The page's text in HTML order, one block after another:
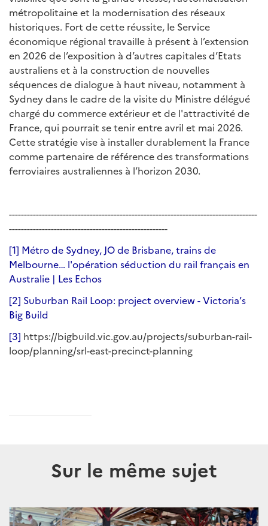
métropolitaine et la modernisation des réseaux
historiques. Fort de cette réussite, le Service
économique régional travaille à présent à l’extension
en 2026 de l’exposition à d’autres capitales d’Etats
australiens et à la construction de nouvelles
séquences de dialogue à haut niveau, notamment à
Sydney dans le cadre de la visite du Ministre délégué
chargé du commerce extérieur et de l'attractivité de
France, qui pourrait se tenir entre avril et mai 2026.
Cette stratégie vise à installer durablement la France
comme partenaire de référence des transformations
ferroviaires australiennes à l’horizon 2030.
-----------------------------------------------------------------------------------
-----------------------------------------------------
[1] Métro de Sydney, JO de Brisbane, trains de
Melbourne… l'opération séduction du rail français en
Australie | Les Echos
[2] Suburban Rail Loop: project overview - Victoria’s
Big Build
[3] https://bigbuild.vic.gov.au/projects/suburban-rail-
loop/planning/srl-east-precinct-planning
Sur le même sujet